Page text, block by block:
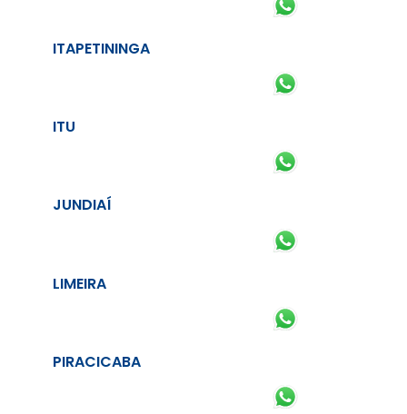
ITAPETININGA
ITU
JUNDIAÍ
LIMEIRA
PIRACICABA